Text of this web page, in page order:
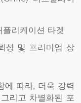
리케이션 타겟
성 및 프리미엄 상
에 따라, 더욱 강력
리고 차별화된 포